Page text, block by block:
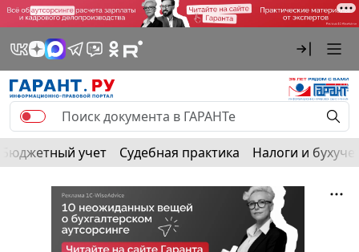
Бюджетный учет Судебная практика Налоги и